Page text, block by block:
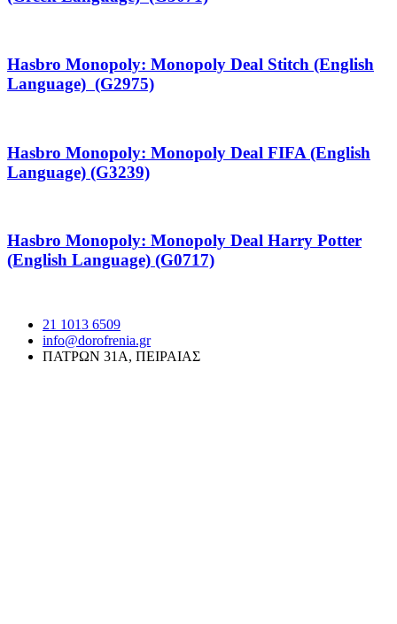
Hasbro Monopoly: Monopoly Deal Stitch (English
Language) (G2975)
Hasbro Monopoly: Monopoly Deal FIFA (English
Language) (G3239)
Hasbro Monopoly: Monopoly Deal Harry Potter
(English Language) (G0717)
21 1013 6509
info@dorofrenia.gr
ΠΑΤΡΩΝ 31Α, ΠΕΙΡΑΙΑΣ